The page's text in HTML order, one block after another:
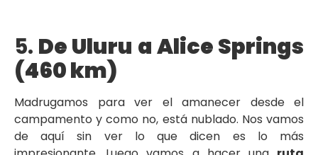
5. De Uluru a Alice Springs
(460 km)
Madrugamos para ver el amanecer desde el
campamento y como no, está nublado. Nos vamos
de aquí sin ver lo que dicen es lo más